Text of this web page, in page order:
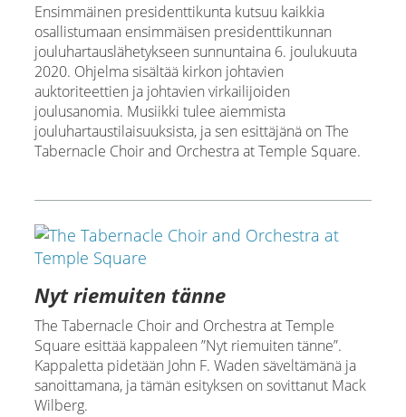
Ensimmäinen presidenttikunta kutsuu kaikkia
osallistumaan ensimmäisen presidenttikunnan
jouluhartauslähetykseen sunnuntaina 6. joulukuuta
2020. Ohjelma sisältää kirkon johtavien
auktoriteettien ja johtavien virkailijoiden
joulusanomia. Musiikki tulee aiemmista
jouluhartaustilaisuuksista, ja sen esittäjänä on The
Tabernacle Choir and Orchestra at Temple Square.
Nyt riemuiten tänne
The Tabernacle Choir and Orchestra at Temple
Square esittää kappaleen ”Nyt riemuiten tänne”.
Kappaletta pidetään John F. Waden säveltämänä ja
sanoittamana, ja tämän esityksen on sovittanut Mack
Wilberg.